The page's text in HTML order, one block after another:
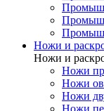
Ножи и
Ножи и
Ножи
Ножи
Ножи
Ножи